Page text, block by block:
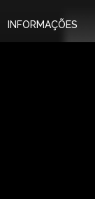
INFORMAÇÕES